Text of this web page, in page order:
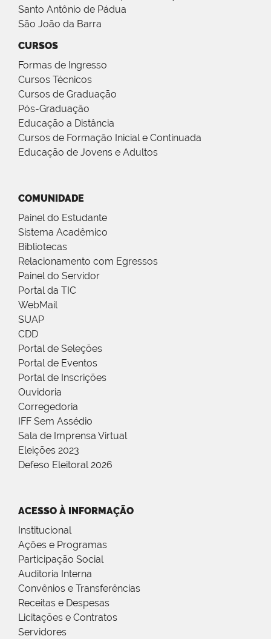
Santo Antônio de Pádua
São João da Barra
CURSOS
Formas de Ingresso
Cursos Técnicos
Cursos de Graduação
Pós-Graduação
Educação a Distância
Cursos de Formação Inicial e Continuada
Educação de Jovens e Adultos
COMUNIDADE
Painel do Estudante
Sistema Acadêmico
Bibliotecas
Relacionamento com Egressos
Painel do Servidor
Portal da TIC
WebMail
SUAP
CDD
Portal de Seleções
Portal de Eventos
Portal de Inscrições
Ouvidoria
Corregedoria
IFF Sem Assédio
Sala de Imprensa Virtual
Eleições 2023
Defeso Eleitoral 2026
ACESSO À INFORMAÇÃO
Institucional
Ações e Programas
Participação Social
Auditoria Interna
Convênios e Transferências
Receitas e Despesas
Licitações e Contratos
Servidores